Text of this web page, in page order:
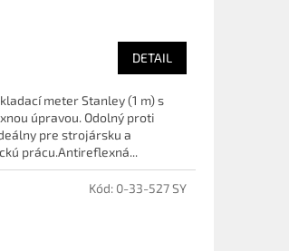
DETAIL
meter Stanley (1 m) s
úpravou. Odolný proti
pre strojársku a
prácu.Antireflexná...
Kód: 0-33-527 SY